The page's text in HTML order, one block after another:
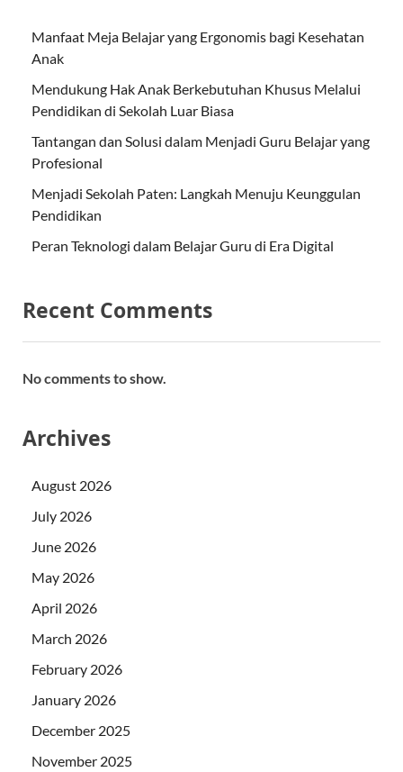
Manfaat Meja Belajar yang Ergonomis bagi Kesehatan
Anak
Mendukung Hak Anak Berkebutuhan Khusus Melalui
Pendidikan di Sekolah Luar Biasa
Tantangan dan Solusi dalam Menjadi Guru Belajar yang
Profesional
Menjadi Sekolah Paten: Langkah Menuju Keunggulan
Pendidikan
Peran Teknologi dalam Belajar Guru di Era Digital
Recent Comments
No comments to show.
Archives
August 2026
July 2026
June 2026
May 2026
April 2026
March 2026
February 2026
January 2026
December 2025
November 2025